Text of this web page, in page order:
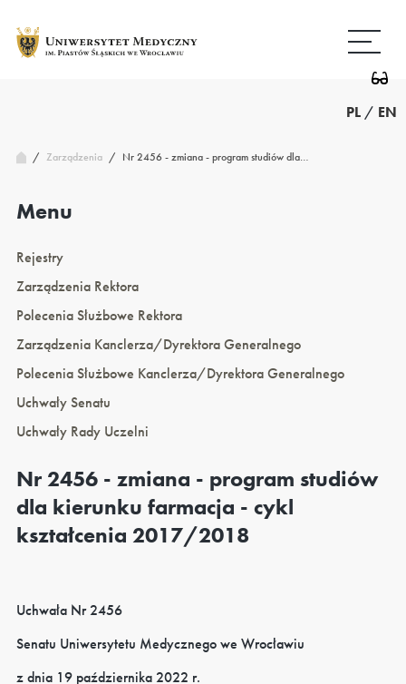
treści
strony
PL / EN
/ Zarządzenia / Nr 2456 - zmiana - program studiów dla…
Menu
Rejestry
Zarządzenia Rektora
Polecenia Służbowe Rektora
Zarządzenia Kanclerza/Dyrektora Generalnego
Polecenia Służbowe Kanclerza/Dyrektora Generalnego
Uchwały Senatu
Uchwały Rady Uczelni
Nr 2456 - zmiana - program studiów
dla kierunku farmacja - cykl
kształcenia 2017/2018
Uchwała Nr 2456
Senatu Uniwersytetu Medycznego we Wrocławiu
z dnia 19 października 2022 r.